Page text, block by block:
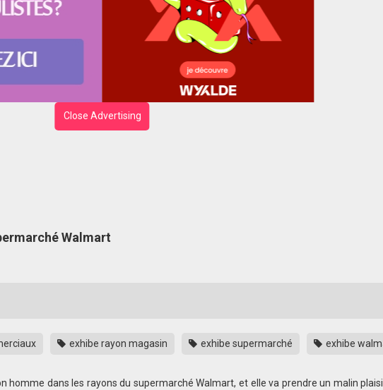
Close Advertising
Walmart
exhibe rayon magasin exhibe supermarché exhibe
homme dans les rayons du supermarché Walmart, et elle va prendre un malin